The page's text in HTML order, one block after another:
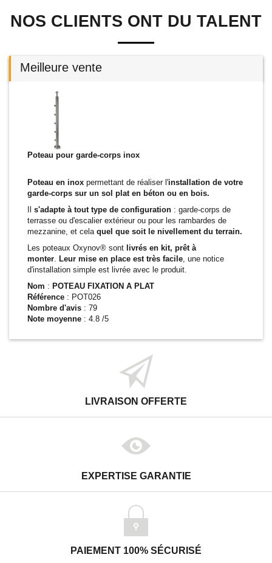
NOS CLIENTS ONT DU TALENT
Meilleure vente
Poteau pour garde-corps inox
Poteau en inox permettant de réaliser l'installation de votre
garde-corps sur un sol plat en béton ou en bois.
s'adapte à tout type de configuration : garde-corps de
terrasse ou d'escalier extérieur ou pour les rambardes de
mezzanine, et cela quel que soit le nivellement du terrain.
Les poteaux Oxynov® sont livrés en kit, prêt à
monter
Leur mise en place est très facile , une notice
d'installation simple est livrée avec le produit.
Nom : POTEAU FIXATION A PLAT
Référence : POT026
Nombre d'avis : 79
Note moyenne : 4.8 /5
LIVRAISON OFFERTE
EXPERTISE GARANTIE
PAIEMENT 100% SÉCURISÉ